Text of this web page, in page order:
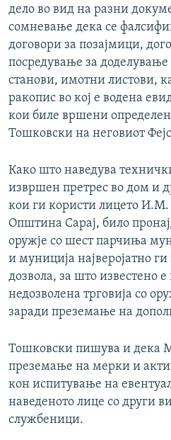
дело во вид на разни
сомневање дека се
договори за позајмици,
посредување за
станови, имотни листови,
ракопис во кој е водена
кои биле вршени
Тошковски на неговиот
Како што наведува
извршен претрес во дом и
кои ги користи лицето
Општина Сарај, било
оружје со шест парчиња
и муниција најверојатно ги
дозвола, за што известено
недозволена трговија со
заради преземање на
Тошковски пишува и дека
преземање на мерки и
кон испитување на
наведеното лице со други
службеници.